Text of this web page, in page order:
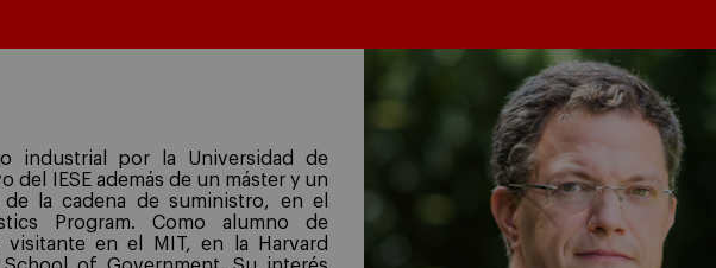
industrial por la Universidad de
del IESE además de un máster y un
la cadena de suministro, en el
Program. Como alumno de
en el MIT, en la Harvard